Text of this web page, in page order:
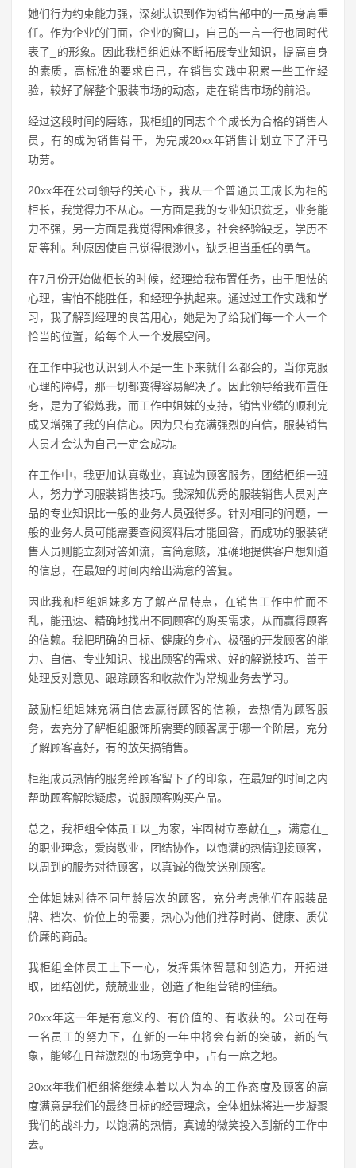
她们行为约束能力强，深刻认识到作为销售部中的一员身肩重
任。作为企业的门面，企业的窗口，自己的一言一行也同时代
表了_的形象。因此我柜组姐妹不断拓展专业知识，提高自身
的素质，高标准的要求自己，在销售实践中积累一些工作经
验，较好了解整个服装市场的动态，走在销售市场的前沿。
经过这段时间的磨练，我柜组的同志个个成长为合格的销售人
员，有的成为销售骨干，为完成20xx年销售计划立下了汗马
功劳。
20xx年在公司领导的关心下，我从一个普通员工成长为柜的
柜长，我觉得力不从心。一方面是我的专业知识贫乏，业务能
力不强，另一方面是我觉得困难很多，社会经验缺乏，学历不
足等种。种原因使自己觉得很渺小，缺乏担当重任的勇气。
在7月份开始做柜长的时候，经理给我布置任务，由于胆怯的
心理，害怕不能胜任，和经理争执起来。通过过工作实践和学
习，我了解到经理的良苦用心，她是为了给我们每一个人一个
恰当的位置，给每个人一个发展空间。
在工作中我也认识到人不是一生下来就什么都会的，当你克服
心理的障碍，那一切都变得容易解决了。因此领导给我布置任
务，是为了锻炼我，而工作中姐妹的支持，销售业绩的顺利完
成又增强了我的自信心。因为只有充满强烈的自信，服装销售
人员才会认为自己一定会成功。
在工作中，我更加认真敬业，真诚为顾客服务，团结柜组一班
人，努力学习服装销售技巧。我深知优秀的服装销售人员对产
品的专业知识比一般的业务人员强得多。针对相同的问题，一
般的业务人员可能需要查阅资料后才能回答，而成功的服装销
售人员则能立刻对答如流，言简意赅，准确地提供客户想知道
的信息，在最短的时间内给出满意的答复。
因此我和柜组姐妹多方了解产品特点，在销售工作中忙而不
乱，能迅速、精确地找出不同顾客的购买需求，从而赢得顾客
的信赖。我把明确的目标、健康的身心、极强的开发顾客的能
力、自信、专业知识、找出顾客的需求、好的解说技巧、善于
处理反对意见、跟踪顾客和收款作为常规业务去学习。
鼓励柜组姐妹充满自信去赢得顾客的信赖，去热情为顾客服
务，去充分了解柜组服饰所需要的顾客属于哪一个阶层，充分
了解顾客喜好，有的放矢搞销售。
柜组成员热情的服务给顾客留下了的印象，在最短的时间之内
帮助顾客解除疑虑，说服顾客购买产品。
总之，我柜组全体员工以_为家，牢固树立奉献在_，满意在_
的职业理念，爱岗敬业，团结协作，以饱满的热情迎接顾客，
以周到的服务对待顾客，以真诚的微笑送别顾客。
全体姐妹对待不同年龄层次的顾客，充分考虑他们在服装品
牌、档次、价位上的需要，热心为他们推荐时尚、健康、质优
价廉的商品。
我柜组全体员工上下一心，发挥集体智慧和创造力，开拓进
取，团结创优，兢兢业业，创造了柜组营销的佳绩。
20xx年这一年是有意义的、有价值的、有收获的。公司在每
一名员工的努力下，在新的一年中将会有新的突破，新的气
象，能够在日益激烈的市场竞争中，占有一席之地。
20xx年我们柜组将继续本着以人为本的工作态度及顾客的高
度满意是我们的最终目标的经营理念，全体姐妹将进一步凝聚
我们的战斗力，以饱满的热情，真诚的微笑投入到新的工作中
去。